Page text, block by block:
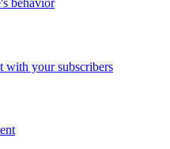
behavior
with your subscribers